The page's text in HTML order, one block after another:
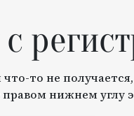
то не
нижнем углу